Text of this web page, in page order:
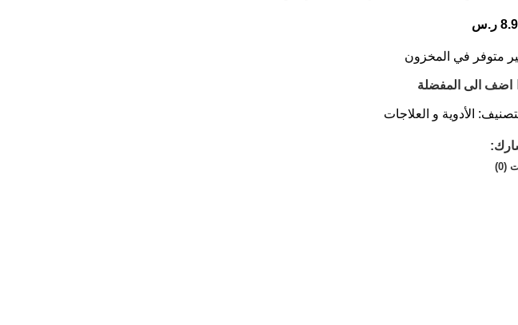
ر.س
متوفر في المخزون
اضف الى المفضلة
الأدوية و العلاجات
(0)